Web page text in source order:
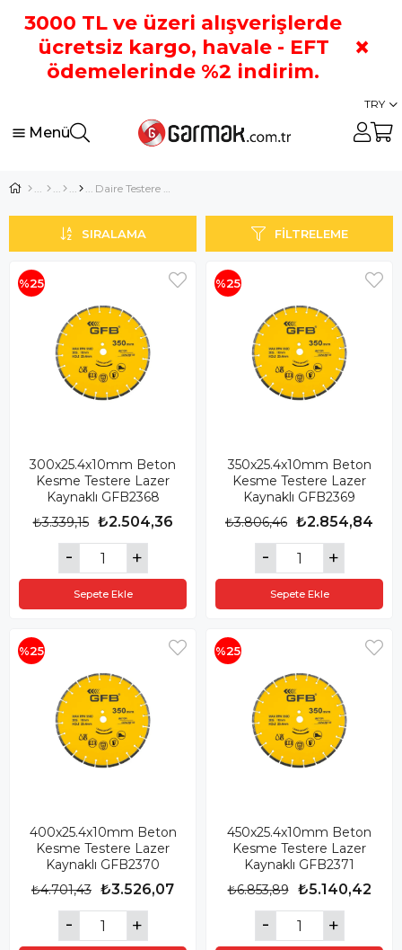
3000 TL ve üzeri alışverişlerde
ücretsiz kargo, havale - EFT
ödemelerinde %2 indirim.
×
Menü
TRY
Daire Testere Bıçakları
FILTRELEME
SIRALAMA
300x25.4x10mm Beton
Kesme Testere Lazer
Kaynaklı GFB2368
₺2.504,36
₺3.339,15
Sepete Ekle
%25
350x25.4x10mm Beton
Kesme Testere Lazer
Kaynaklı GFB2369
₺2.854,84
₺3.806,46
Sepete Ekle
%25
400x25.4x10mm Beton
Kesme Testere Lazer
Kaynaklı GFB2370
₺3.526,07
₺4.701,43
%25
450x25.4x10mm Beton
Kesme Testere Lazer
Kaynaklı GFB2371
₺5.140,42
₺6.853,89
%25